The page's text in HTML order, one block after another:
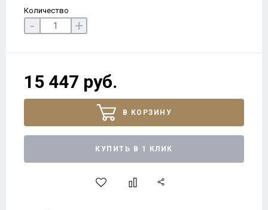
Количество
- +
15 447 руб.
В КОРЗИНУ
КУПИТЬ В 1 КЛИК